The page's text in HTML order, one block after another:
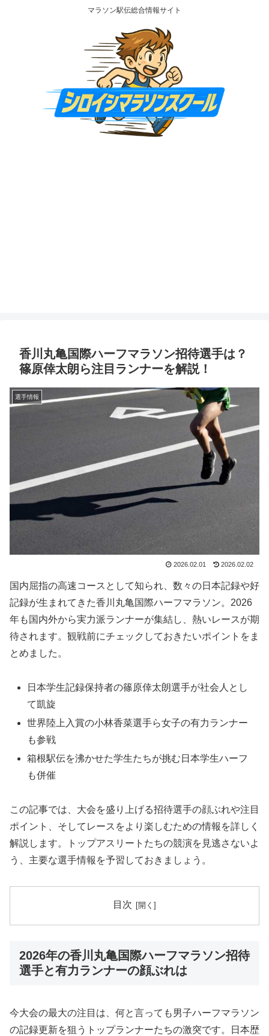
マラソン駅伝総合情報サイト
香川丸亀国際ハーフマラソン招待選手は？
篠原倖太朗ら注目ランナーを解説！
選手情報
2026.02.01 2026.02.02
国内屈指の高速コースとして知られ、数々の日本記録や好
記録が生まれてきた香川丸亀国際ハーフマラソン。2026
年も国内外から実力派ランナーが集結し、熱いレースが期
待されます。観戦前にチェックしておきたいポイントをま
とめました。
日本学生記録保持者の篠原倖太朗選手が社会人とし
て凱旋
世界陸上入賞の小林香菜選手ら女子の有力ランナー
も参戦
箱根駅伝を沸かせた学生たちが挑む日本学生ハーフ
も併催
この記事では、大会を盛り上げる招待選手の顔ぶれや注目
ポイント、そしてレースをより楽しむための情報を詳しく
解説します。トップアスリートたちの競演を見逃さないよ
う、主要な選手情報を予習しておきましょう。
目次
2026年の香川丸亀国際ハーフマラソン招待
選手と有力ランナーの顔ぶれは
今大会の最大の注目は、何と言っても男子ハーフマラソン
の記録更新を狙うトップランナーたちの激突です。日本歴